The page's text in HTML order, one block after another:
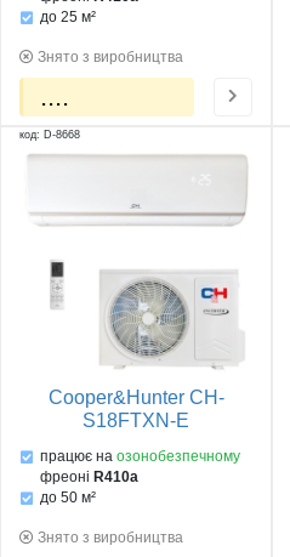
до 25 м²
Знято з виробництва
....
код: D-8668
Cooper&Hunter CH-
S18FTXN-E
працює наозонобезпечному
фреоні R410a
до 50 м²
Знято з виробництва